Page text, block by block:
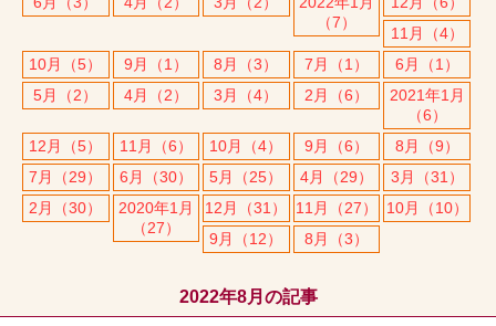
（7）
11月（4）
10月（5）
9月（1） 8月（3） 7月（1）
6月（1）
5月（2）
4月（2） 3月（4） 2月（6）
2021年1月
（6）
12月（5）
11月（6） 10月（4） 9月（6）
8月（9）
7月（29）
6月（30） 5月（25） 4月（29）
3月（31）
2月（30）
2020年1月
（27）
12月（31） 11月（27）
10月（10）
9月（12）
8月（3）
2022年8月の記事